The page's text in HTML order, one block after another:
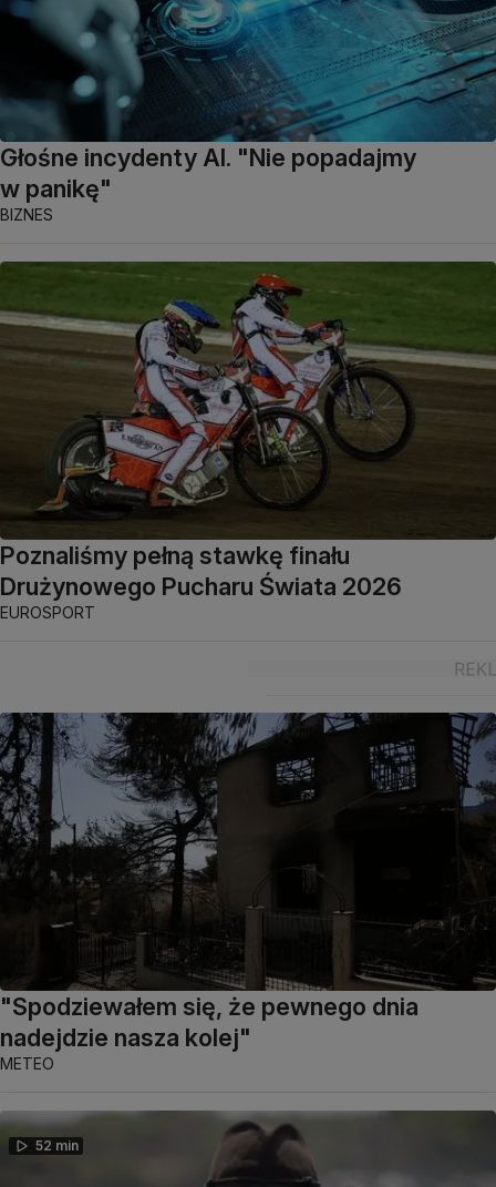
Głośne incydenty AI. "Nie popadajmy
w panikę"
BIZNES
Poznaliśmy pełną stawkę finału
Drużynowego Pucharu Świata 2026
EUROSPORT
"Spodziewałem się, że pewnego dnia
nadejdzie nasza kolej"
METEO
52 min